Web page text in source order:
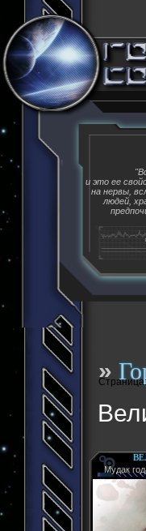
и это ее
на нервы,
людей,
»
Мудак